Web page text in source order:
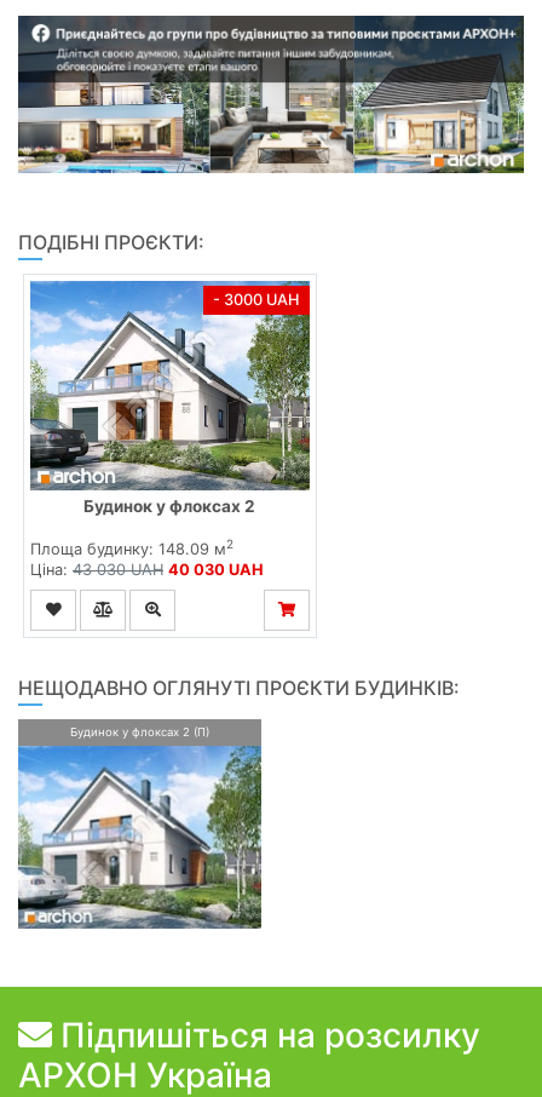
ПОДІБНІ ПРОЄКТИ:
- 3000 UAH
Будинок у флоксах 2
Площа будинку: 148.09 м2
Ціна: 43 030 UAH 40 030 UAH
НЕЩОДАВНО ОГЛЯНУТІ ПРОЄКТИ БУДИНКІВ:
Будинок у флоксах 2 (П)
Підпишіться на розсилку
АРХОН Україна